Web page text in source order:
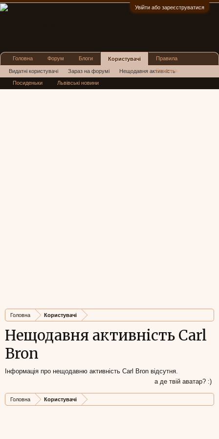
Увійти або зареєструватися
Головна Користувачі
Нещодавня активність Carl
Bron
Інформація про нещодавню активність Carl Bron відсутня.
а де твій аватар? :)
Головна Користувачі
Головна Форум Блоги Користувачі
Видатні користувачі Зараз на форумі Нещодавня активність
Нові повідомлення профілю
Правила
Реклама
Посиденьки Львівські новини